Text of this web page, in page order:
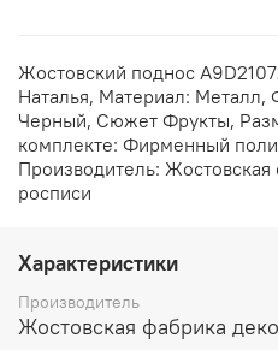
Жостовский поднос
Наталья, Материал:
Черный, Сюжет Фрукты,
комплекте: Фирменный
Производитель:
росписи
Характеристики
Производитель
Жостовская фабрика